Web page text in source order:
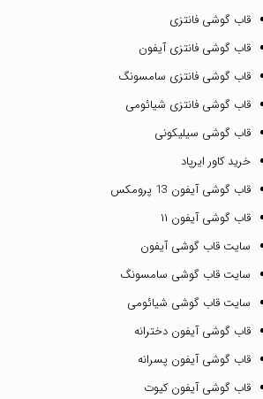
قاب گوشی فانتزی
قاب گوشی فانتزی آیفون
قاب گوشی فانتزی سامسونگ
قاب گوشی فانتزی شیائومی
قاب گوشی سیلیکونی
خرید کاور ایرپاد
قاب گوشی آیفون 13 پرومکس
قاب گوشی آیفون ۱۱
سایت قاب گوشی آیفون
سایت قاب گوشی سامسونگ
سایت قاب گوشی شیائومی
قاب گوشی آیفون دخترانه
قاب گوشی آیفون پسرانه
قاب گوشی آیفون کیوت